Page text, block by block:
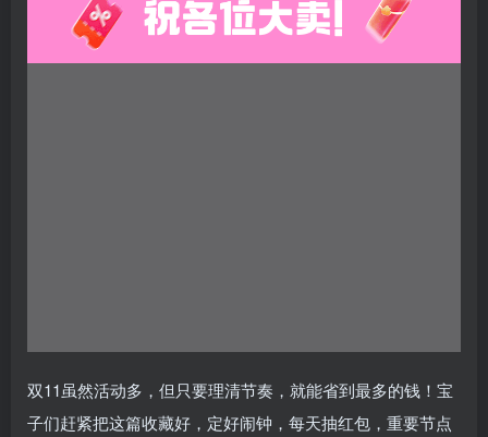
双11虽然活动多，但只要理清节奏，就能省到最多的钱！宝
子们赶紧把这篇收藏好，定好闹钟，每天抽红包，重要节点